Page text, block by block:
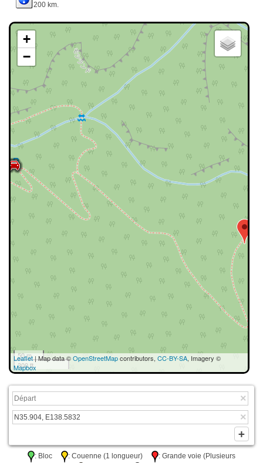
200 km.
+
−
50 m
300 ft
Leaflet| Map data ©OpenStreetMapcontributors, CC-BY-SA, Imagery ©
Mapbox
: Bloc : Couenne (1 longueur)
: Grande voie (Plusieurs